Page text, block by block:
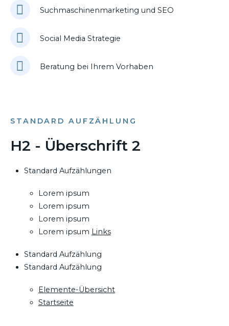
Suchmaschinenmarketing und SEO
Social Media Strategie
Beratung bei Ihrem Vorhaben
STANDARD AUFZÄHLUNG
H2 - Überschrift 2
Standard Aufzählungen
Lorem ipsum
Lorem ipsum
Lorem ipsum
Lorem ipsum Links
Standard Aufzählung
Standard Aufzählung
Elemente-Übersicht
Startseite